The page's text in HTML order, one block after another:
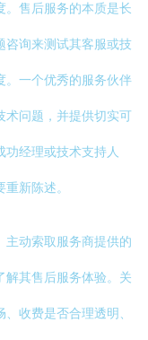
。售后服务的本质是长
咨询来测试其客服或技
。一个优秀的服务伙伴
术问题，并提供切实可
经理或技术支持人
新陈述。
主动索取服务商提供的
解其售后服务体验。关
收费是否合理透明、